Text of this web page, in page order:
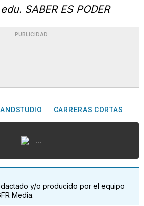
SABER ES PODER
PUBLICIDAD
CARRERAS CORTAS
...
y/o producido por el equipo
Media.